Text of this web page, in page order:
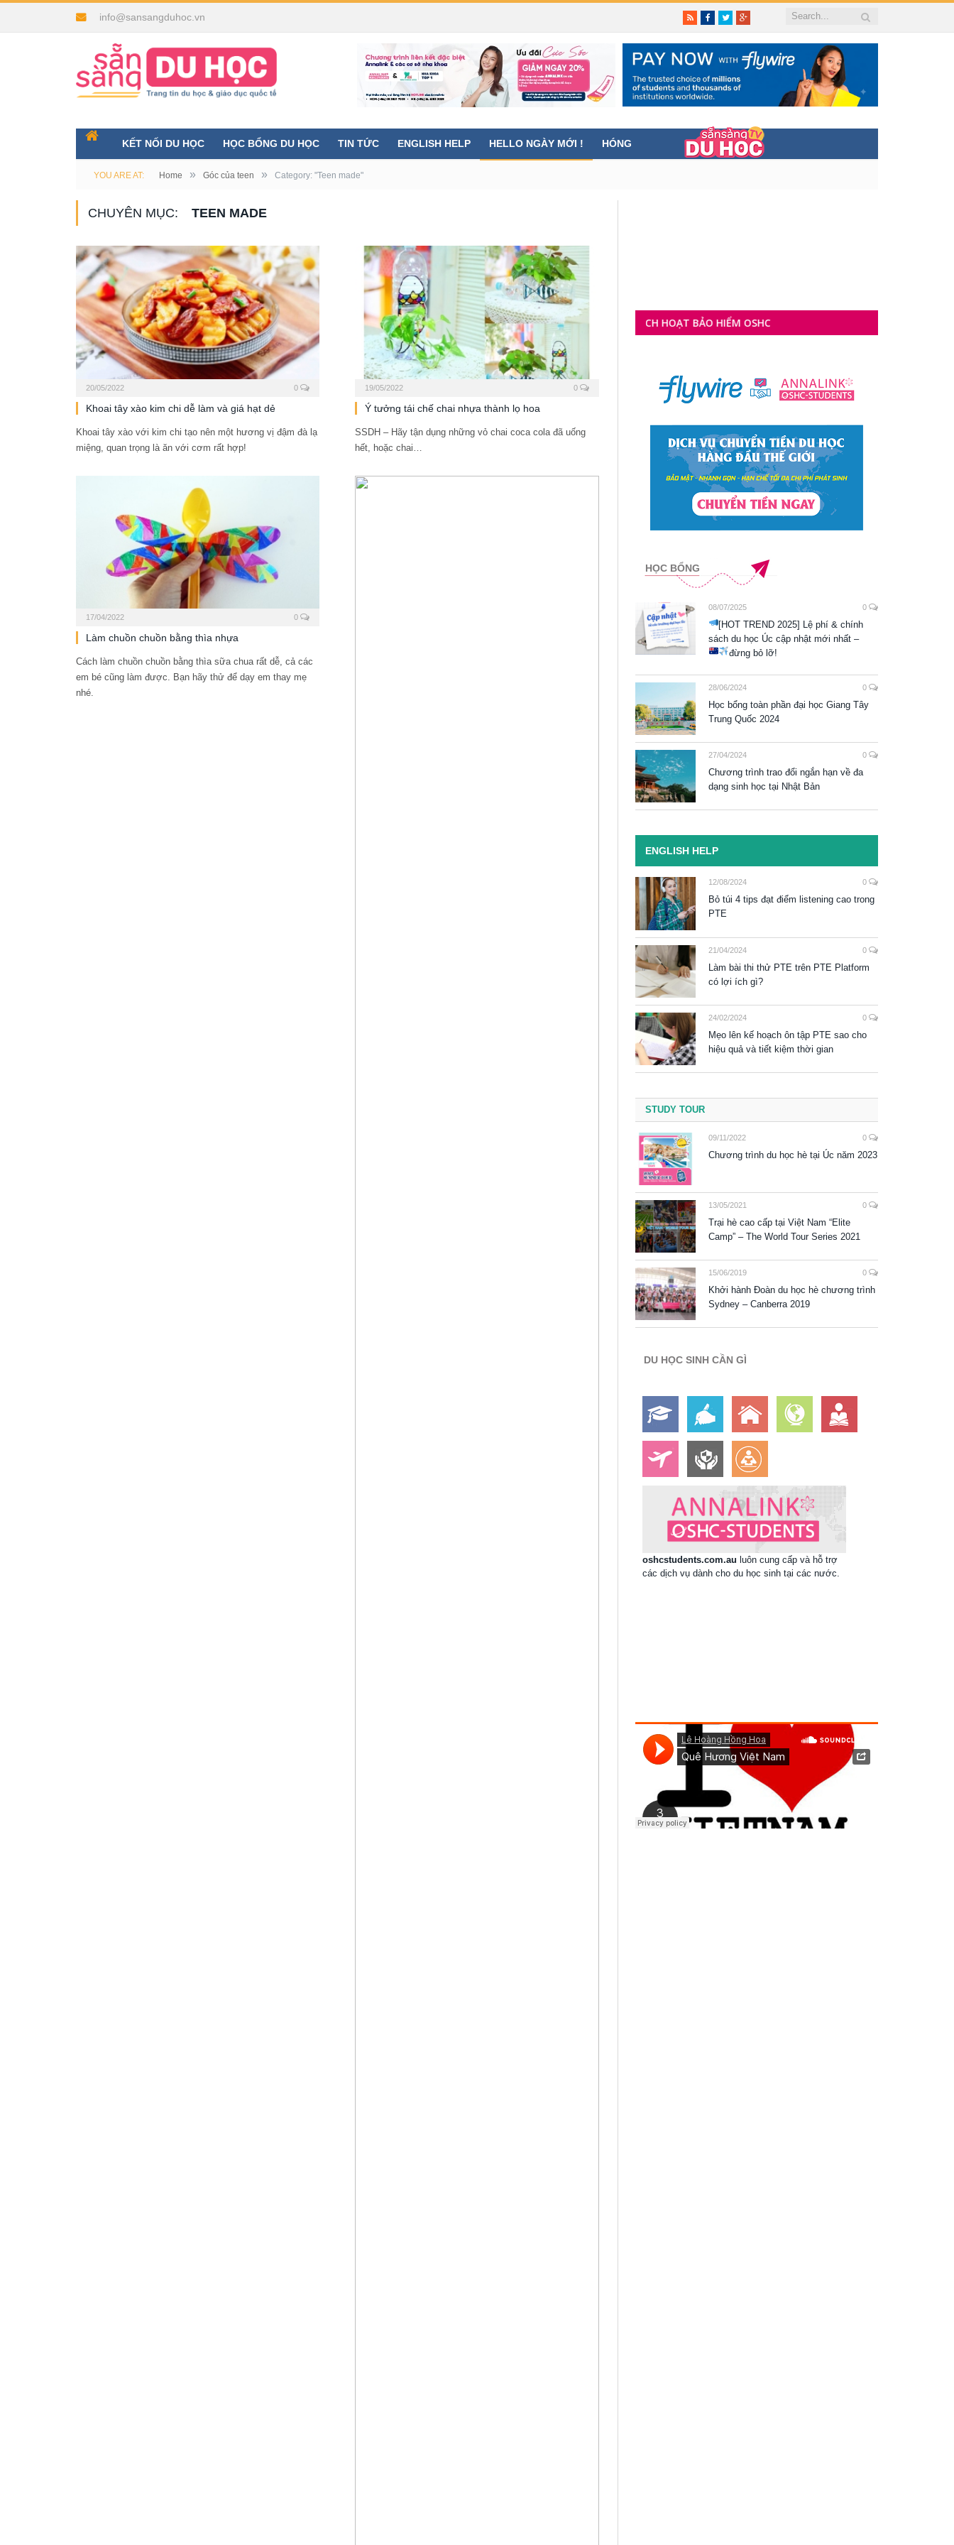
info@sansangduhoc.vn RSSFacebook
TwitterGoogle+
KẾT NỐI DU HỌC HỌC BỔNG DU HỌC TIN TỨC ENGLISH HELP HELLO NGÀY MỚI ! HÓNG
YOU ARE AT: Home » Góc của teen » Category: "Teen made"
CHUYÊN MỤC: TEEN MADE
20/05/2022 0
Khoai tây xào kim chi dễ làm và giá hạt dẻ
Khoai tây xào với kim chi tạo nên một hương vị đậm đà lạ
miệng, quan trọng là ăn với cơm rất hợp!
19/05/2022 0
Ý tưởng tái chế chai nhựa thành lọ hoa
SSDH – Hãy tận dụng những vỏ chai coca cola đã uống
hết, hoặc chai…
17/04/2022 0
Làm chuồn chuồn bằng thìa nhựa
Cách làm chuồn chuồn bằng thìa sữa chua rất dễ, cả các
em bé cũng làm được. Bạn hãy thử để dạy em thay mẹ
nhé.
HƯỚNG DẪN DU HỌC SINH ÚC KÍCH HOẠT BẢO HIỂM OSHC
HỌC BỔNG
08/07/2025 0
[HOT TREND 2025] Lệ phí & chính
sách du học Úc cập nhật mới nhất –
đừng bỏ lỡ!
28/06/2024 0
Học bổng toàn phần đại học Giang Tây
Trung Quốc 2024
27/04/2024 0
Chương trình trao đổi ngắn hạn về đa
dạng sinh học tại Nhật Bản
ENGLISH HELP
12/08/2024 0
Bỏ túi 4 tips đạt điểm listening cao trong
PTE
21/04/2024 0
Làm bài thi thử PTE trên PTE Platform
có lợi ích gì?
24/02/2024 0
Mẹo lên kế hoạch ôn tập PTE sao cho
hiệu quả và tiết kiệm thời gian
STUDY TOUR
09/11/2022 0
Chương trình du học hè tại Úc năm 2023
13/05/2021 0
Trại hè cao cấp tại Việt Nam “Elite
Camp” – The World Tour Series 2021
15/06/2019 0
Khởi hành Đoàn du học hè chương trình
Sydney – Canberra 2019
DU HỌC SINH CẦN GÌ
oshcstudents.com.au luôn cung cấp và hỗ trợ
các dịch vụ dành cho du học sinh tại các nước.